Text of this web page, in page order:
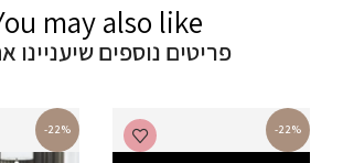
may also like
פריטים נוספים שיעניינו
-22%
-22%